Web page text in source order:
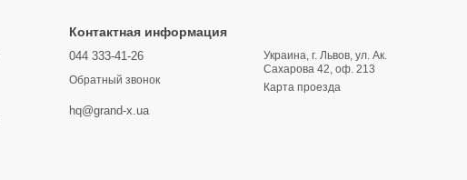
Контактная информация
044 333-41-26
Обратный звонок
hq@grand-x.ua
Украина, г. Львов, ул. Ак.
Сахарова 42, оф. 213
Карта проезда